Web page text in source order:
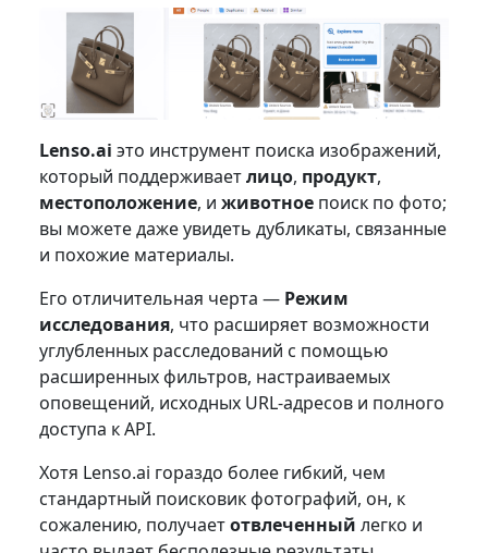
Lenso.ai это инструмент поиска изображений,
который поддерживаетлицо, продукт,
местоположение, и животноепоиск по фото;
вы можете даже увидеть дубликаты, связанные
и похожие материалы.
Его отличительная черта — Режим
исследования, что расширяет возможности
углубленных расследований с помощью
расширенных фильтров, настраиваемых
оповещений, исходных URL-адресов и полного
доступа к API.
Хотя Lenso.ai гораздо более гибкий, чем
стандартный поисковик фотографий, он, к
сожалению, получаетотвлеченный легко и